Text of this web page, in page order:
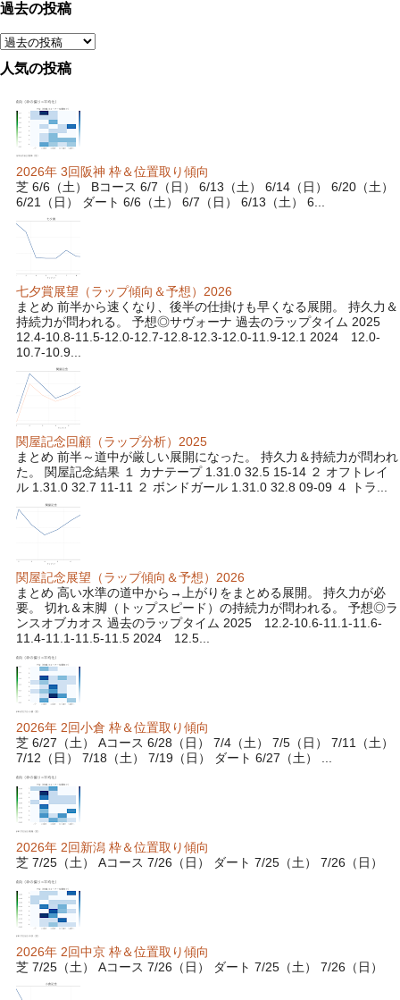
過去の投稿
人気の投稿
2026年 3回阪神 枠＆位置取り傾向
芝 6/6（土） Bコース 6/7（日） 6/13（土） 6/14（日） 6/20（土）
6/21（日） ダート 6/6（土） 6/7（日） 6/13（土） 6...
七夕賞展望（ラップ傾向＆予想）2026
まとめ 前半から速くなり、後半の仕掛けも早くなる展開。 持久力＆
持続力が問われる。 予想◎サヴォーナ 過去のラップタイム 2025
12.4-10.8-11.5-12.0-12.7-12.8-12.3-12.0-11.9-12.1 2024 12.0-
10.7-10.9...
関屋記念回顧（ラップ分析）2025
まとめ 前半～道中が厳しい展開になった。 持久力＆持続力が問われ
た。 関屋記念結果 １ カナテープ 1.31.0 32.5 15-14 ２ オフトレイ
ル 1.31.0 32.7 11-11 ２ ボンドガール 1.31.0 32.8 09-09 ４ トラ...
関屋記念展望（ラップ傾向＆予想）2026
まとめ 高い水準の道中から→上がりをまとめる展開。 持久力が必
要。 切れ＆末脚（トップスピード）の持続力が問われる。 予想◎ラ
ンスオブカオス 過去のラップタイム 2025 12.2-10.6-11.1-11.6-
11.4-11.1-11.5-11.5 2024 12.5...
2026年 2回小倉 枠＆位置取り傾向
芝 6/27（土） Aコース 6/28（日） 7/4（土） 7/5（日） 7/11（土）
7/12（日） 7/18（土） 7/19（日） ダート 6/27（土） ...
2026年 2回新潟 枠＆位置取り傾向
芝 7/25（土） Aコース 7/26（日） ダート 7/25（土） 7/26（日）
2026年 2回中京 枠＆位置取り傾向
芝 7/25（土） Aコース 7/26（日） ダート 7/25（土） 7/26（日）